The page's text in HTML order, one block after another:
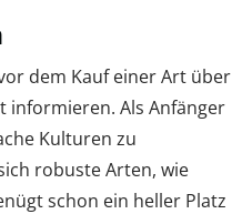
dem Kauf einer Art über
informieren. Als Anfänger
Kulturen zu
robuste Arten, wie
schon ein heller Platz